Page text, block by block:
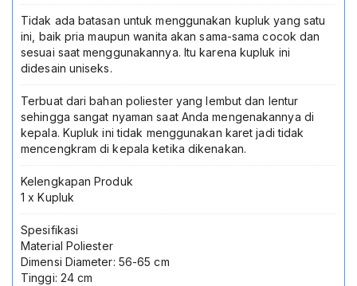
Tidak ada batasan untuk menggunakan kupluk yang satu
ini, baik pria maupun wanita akan sama-sama cocok dan
sesuai saat menggunakannya. Itu karena kupluk ini
didesain uniseks.
Terbuat dari bahan poliester yang lembut dan lentur
sehingga sangat nyaman saat Anda mengenakannya di
kepala. Kupluk ini tidak menggunakan karet jadi tidak
mencengkram di kepala ketika dikenakan.
Kelengkapan Produk
1 x Kupluk
Spesifikasi
Material Poliester
Dimensi Diameter: 56-65 cm
Tinggi: 24 cm